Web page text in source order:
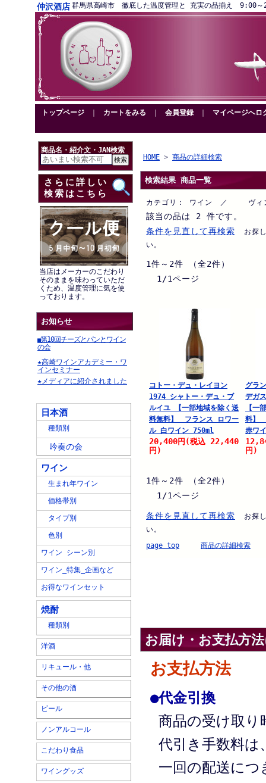
仲沢酒店 群馬県高崎市 徹底した温度管理と 充実の品揃え 9:00
トップページ カートをみる 会員登録 マイページへロ
商品名・紹介文・JAN検索
さらに詳しい
検索はこちら
当店はメーカーのこだわり
そのままを味わっていただ
くため、温度管理に気を使
っております。
お知らせ
■第10回チーズとパンとワイン
の会
★高崎ワインアカデミー・ワ
インセミナー
★メディアに紹介されました
日本酒
種類別
吟奏の会
ワイン
生まれ年ワイン
価格帯別
タイプ別
色別
ワイン シーン別
ワイン_特集_企画など
お得なワインセット
焼酎
種類別
洋酒
リキュール・他
その他の酒
ビール
ノンアルコール
こだわり食品
ワイングッズ
HOME > 商品の詳細検索
検索結果 商品一覧
カテゴリ： ワイン ／ ヴィ
該当の品は 2 件です。
条件を見直して再検索
お探
い。
1件～2件 （全2件）
1/1ページ
コトー・デュ・レイヨン
1974 シャトー・デュ・ブ
ルイユ 【一部地域を除く送
料無料】 フランス ロワー
ル 白ワイン 750ml
20,400円 (税込 22,440
円)
グラ
デガ
【一
料】
赤ワ
円)
1件～2件 （全2件）
1/1ページ
条件を見直して再検索
お探
い。
page top
商品の詳細検索
お届け・お支払方
お支払方法
●代金引換
商品の受け取り
代引き手数料は
一回の配送につ